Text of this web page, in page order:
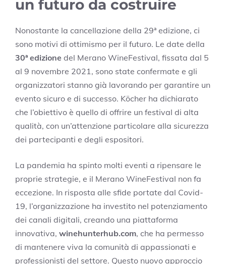
un futuro da costruire
Nonostante la cancellazione della 29ª edizione, ci
sono motivi di ottimismo per il futuro. Le date della
30ª edizione del Merano WineFestival, fissata dal 5
al 9 novembre 2021, sono state confermate e gli
organizzatori stanno già lavorando per garantire un
evento sicuro e di successo. Köcher ha dichiarato
che l’obiettivo è quello di offrire un festival di alta
qualità, con un’attenzione particolare alla sicurezza
dei partecipanti e degli espositori.
La pandemia ha spinto molti eventi a ripensare le
proprie strategie, e il Merano WineFestival non fa
eccezione. In risposta alle sfide portate dal Covid-
19, l’organizzazione ha investito nel potenziamento
dei canali digitali, creando una piattaforma
innovativa, winehunterhub.com, che ha permesso
di mantenere viva la comunità di appassionati e
professionisti del settore. Questo nuovo approccio